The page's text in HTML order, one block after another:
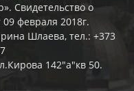
Свидетельство о
февраля 2018г.
Шлаева, тел.: +373
142"а"кв 50.